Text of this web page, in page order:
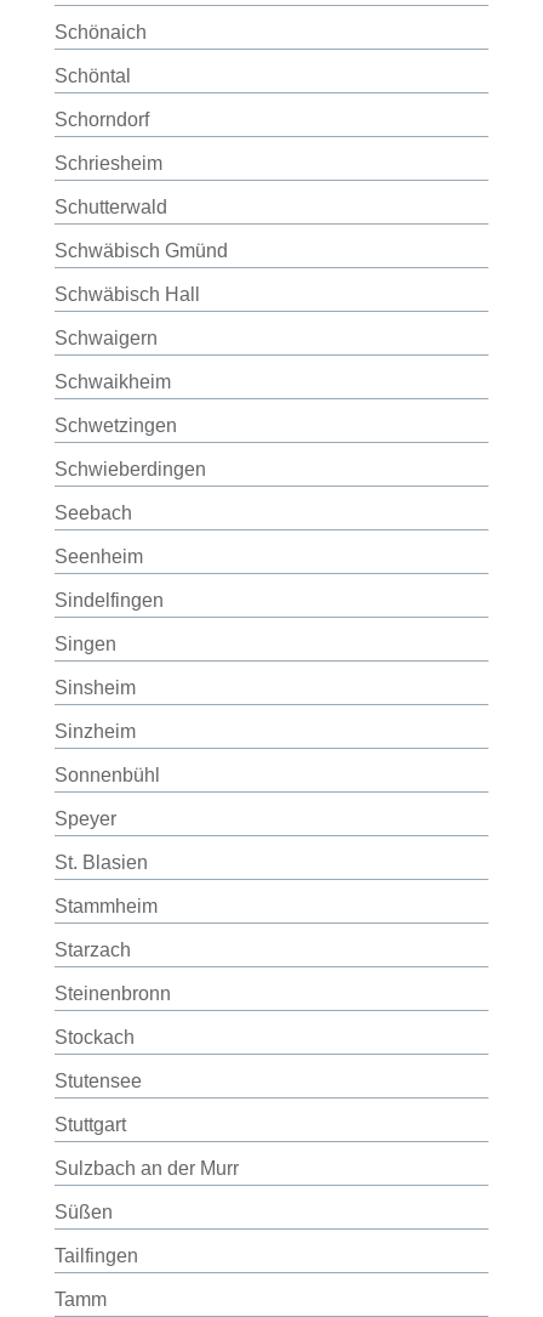
Schönaich
Schöntal
Schorndorf
Schriesheim
Schutterwald
Schwäbisch Gmünd
Schwäbisch Hall
Schwaigern
Schwaikheim
Schwetzingen
Schwieberdingen
Seebach
Seenheim
Sindelfingen
Singen
Sinsheim
Sinzheim
Sonnenbühl
Speyer
St. Blasien
Stammheim
Starzach
Steinenbronn
Stockach
Stutensee
Stuttgart
Sulzbach an der Murr
Süßen
Tailfingen
Tamm